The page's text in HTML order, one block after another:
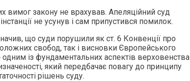
вимог закону не врахував. Апеляційний суд
не усунув і сам припустився помилок.
що суди порушили як ст. 6 Конвенції про
свобод, так і висновки Європейського
із фундаментальних аспектів верховенства
який передбачає повагу до принципу
рішень суду.